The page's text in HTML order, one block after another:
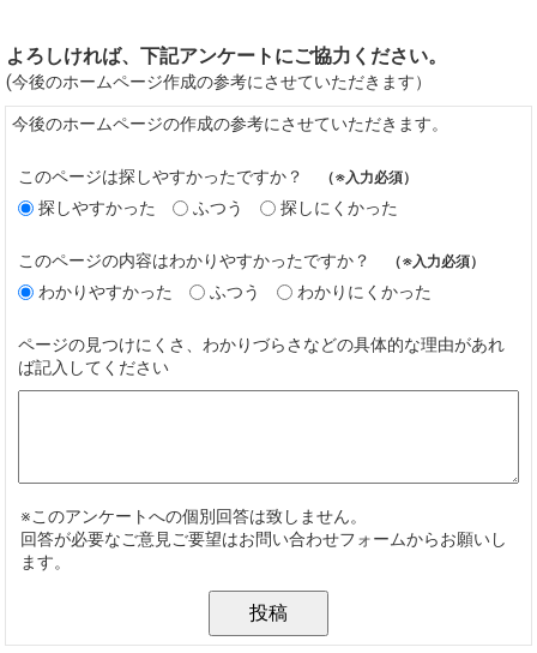
よろしければ、下記アンケートにご協力ください。
(今後のホームページ作成の参考にさせていただきます）
今後のホームページの作成の参考にさせていただきます。
このページは探しやすかったですか？ （※入力必須）
探しやすかった ふつう 探しにくかった
このページの内容はわかりやすかったですか？ （※入力必須）
わかりやすかった ふつう わかりにくかった
ページの見つけにくさ、わかりづらさなどの具体的な理由があれ
ば記入してください
※このアンケートへの個別回答は致しません。
回答が必要なご意見ご要望はお問い合わせフォームからお願いし
ます。